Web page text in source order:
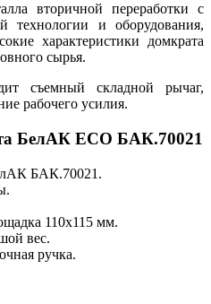
вторичной переработки с
технологии и оборудования,
характеристики домкрата
сырья.
съемный складной рычаг,
рабочего усилия.
БелАК ECO БАК.70021
БАК.70021.
110х115 мм.
вес.
ручка.